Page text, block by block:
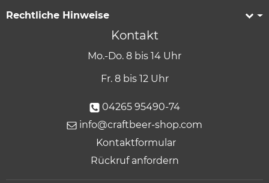
Rechtliche Hinweise
Kontakt
Mo.-Do. 8 bis 14 Uhr
Fr. 8 bis 12 Uhr
04265 95490-74
info@craftbeer-shop.com
Kontaktformular
Rückruf anfordern